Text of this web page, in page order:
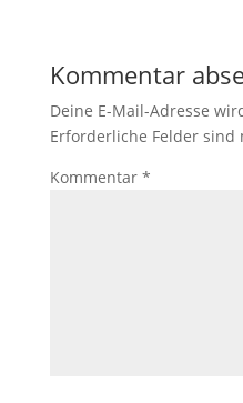
Kommentar
Deine E-Mail-Adresse
Erforderliche Felder sind
Kommentar *